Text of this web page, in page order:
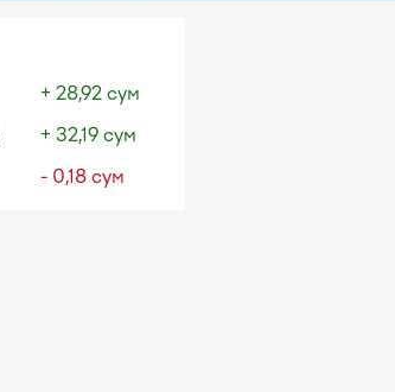
+ 28,92 сум
+ 32,19 сум
- 0,18 сум